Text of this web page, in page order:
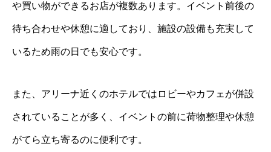
や買い物ができるお店が複数あります。イベント前後の
待ち合わせや休憩に適しており、施設の設備も充実して
いるため雨の日でも安心です。
また、アリーナ近くのホテルではロビーやカフェが併設
されていることが多く、イベントの前に荷物整理や休憩
がてら立ち寄るのに便利です。